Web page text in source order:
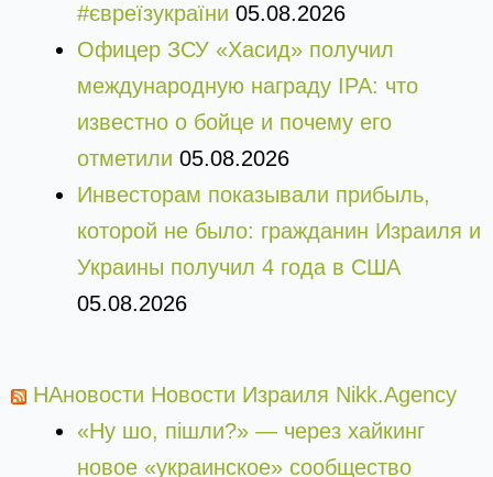
#євреїзукраїни 05.08.2026
Офицер ЗСУ «Хасид» получил
международную награду IPA: что
известно о бойце и почему его
отметили 05.08.2026
Инвесторам показывали прибыль,
которой не было: гражданин Израиля и
Украины получил 4 года в США
05.08.2026
НАновости Новости Израиля Nikk.Agency
«Ну шо, пішли?» — через хайкинг
новое «украинское» сообщество